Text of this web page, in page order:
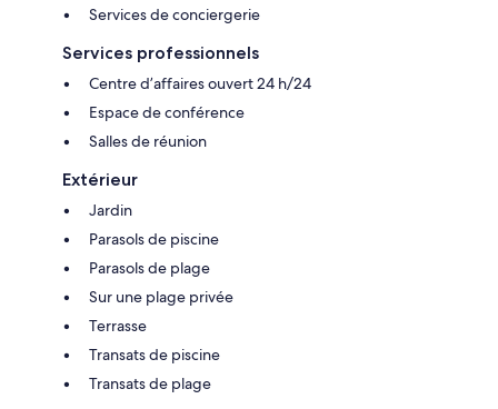
Services de conciergerie
Services professionnels
Centre d’affaires ouvert 24 h/24
Espace de conférence
Salles de réunion
Extérieur
Jardin
Parasols de piscine
Parasols de plage
Sur une plage privée
Terrasse
Transats de piscine
Transats de plage